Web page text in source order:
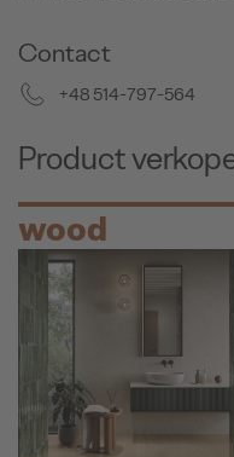
Contact
+48 514-797-564
Product
wood